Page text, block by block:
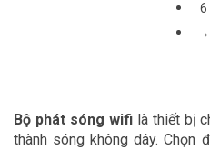
6
→
Bộ phát sóng wifilà thiết bị
thành sóng không dây. Chọn